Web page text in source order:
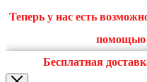
Теперь у нас есть
помощью
Бесплатная